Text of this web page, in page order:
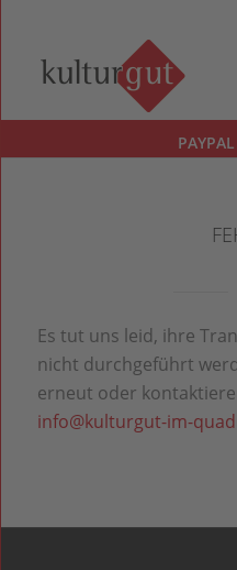
Es tut uns leid, ihre
nicht durchgeführt
erneut oder
info@kulturgut-im-